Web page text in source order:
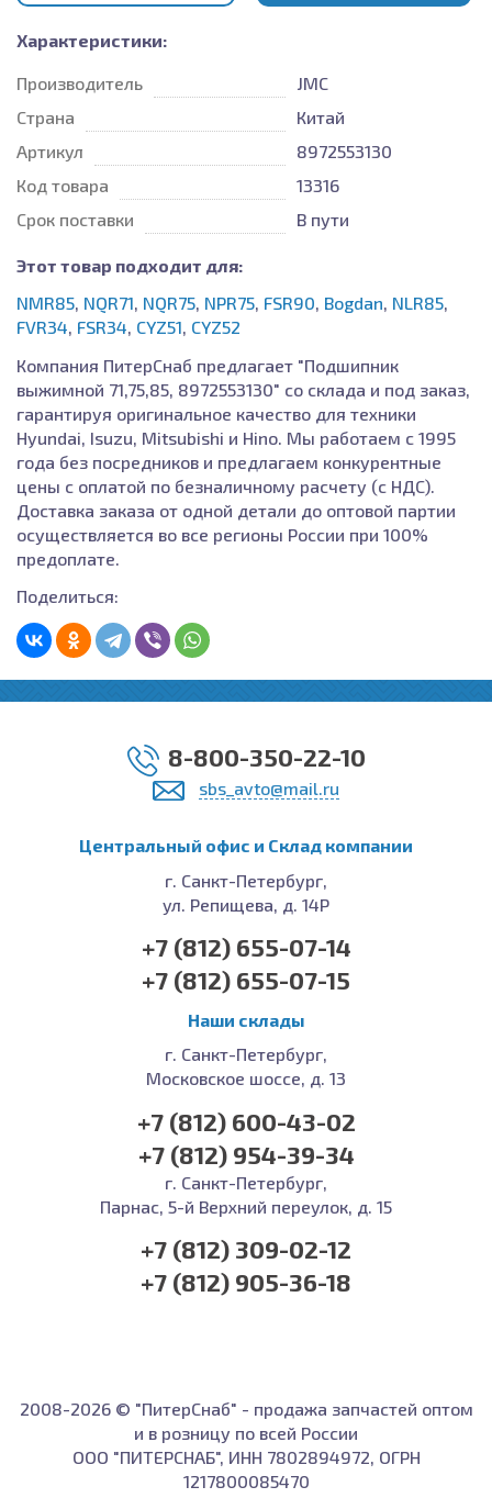
Характеристики:
Производитель
JMC
Страна
Китай
Артикул
8972553130
Код товара
13316
Срок поставки
В пути
Этот товар подходит для:
NMR85, NQR71, NQR75, NPR75, FSR90, Bogdan, NLR85,
FVR34, FSR34, CYZ51, CYZ52
Компания ПитерСнаб предлагает "Подшипник
выжимной 71,75,85, 8972553130" со склада и под заказ,
гарантируя оригинальное качество для техники
Hyundai, Isuzu, Mitsubishi и Hino. Мы работаем с 1995
года без посредников и предлагаем конкурентные
цены с оплатой по безналичному расчету (с НДС).
Доставка заказа от одной детали до оптовой партии
осуществляется во все регионы России при 100%
предоплате.
Поделиться:
8-800-350-22-10
sbs_avto@mail.ru
Центральный офис и Cклад компании
г. Санкт-Петербург,
ул. Репищева, д. 14Р
+7 (812) 655-07-14
+7 (812) 655-07-15
Наши склады
г. Санкт-Петербург,
Московское шоссе, д. 13
+7 (812) 600-43-02
+7 (812) 954-39-34
г. Санкт-Петербург,
Парнас, 5-й Верхний переулок, д. 15
+7 (812) 309-02-12
+7 (812) 905-36-18
2008-2026 © "ПитерСнаб" - продажа запчастей оптом
и в розницу по всей России
ООО "ПИТЕРСНАБ", ИНН 7802894972, ОГРН
1217800085470